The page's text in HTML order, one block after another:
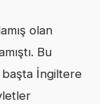
olan
Bu
başta İngiltere